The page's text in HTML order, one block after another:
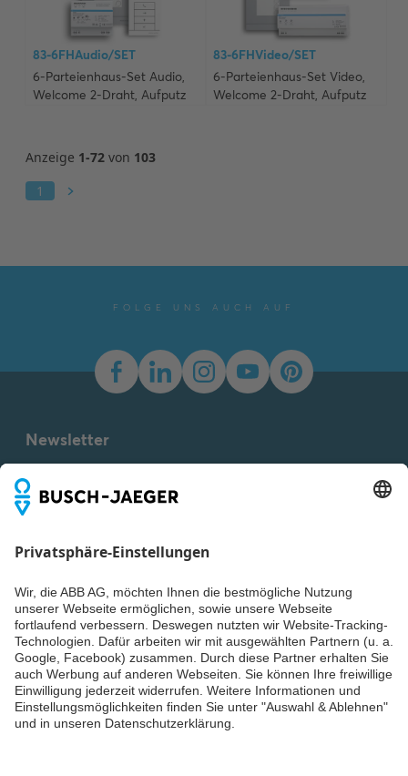
FOLGE UNS AUCH AUF
Newsletter
verpassen? Einfach Newsletter abonnieren und immer auf
dem Laufenden bleiben.
Weiter